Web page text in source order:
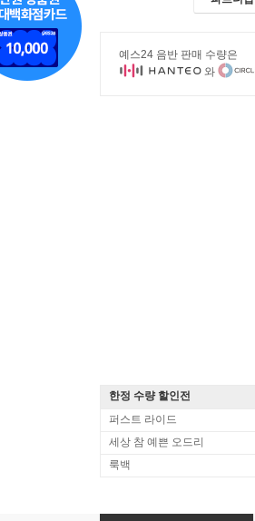
예스24 음반 판매 수량은
와
한정 수량 할인전
퍼스트 라이드
세상 참 예쁜 오드리
룩백